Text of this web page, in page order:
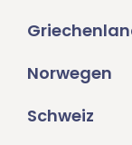
Norwegen
Schweiz